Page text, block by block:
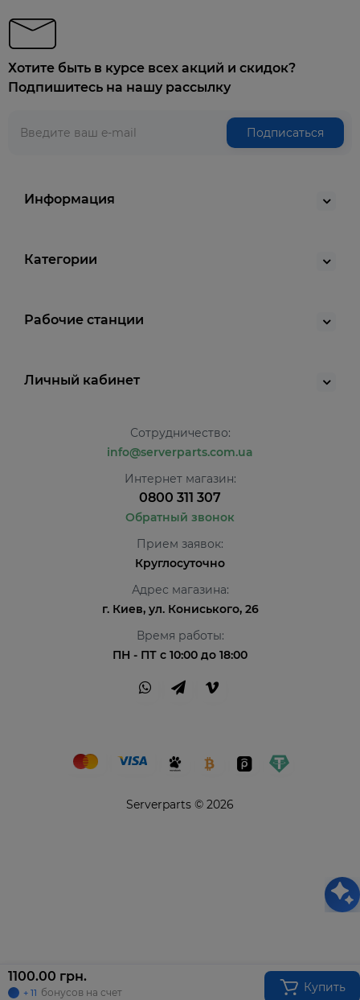
1100.00 грн.
+ 11 бонусов на счет Купить
Хотите быть в курсе всех акций и скидок?
Подпишитесь на нашу рассылку
Подписаться
Информация
Категории
Рабочие станции
Личный кабинет
Сотрудничество:
info@serverparts.com.ua
Интернет магазин:
0800 311 307
Обратный звонок
Прием заявок:
Круглосуточно
Адрес магазина:
г. Киев, ул. Кониського, 26
Время работы:
ПН - ПТ с 10:00 до 18:00
Serverparts © 2026